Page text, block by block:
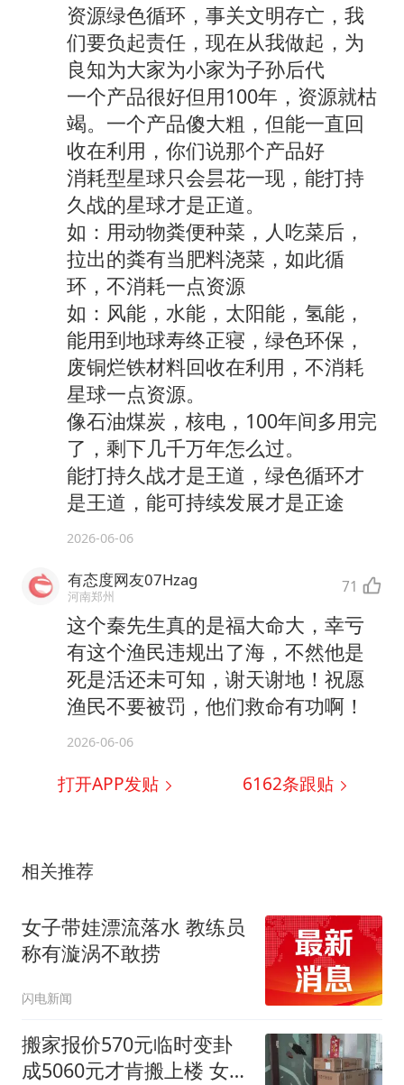
资源绿色循环，事关文明存亡，我
们要负起责任，现在从我做起，为
良知为大家为小家为子孙后代
一个产品很好但用100年，资源就枯
竭。一个产品傻大粗，但能一直回
收在利用，你们说那个产品好
消耗型星球只会昙花一现，能打持
久战的星球才是正道。
如：用动物粪便种菜，人吃菜后，
拉出的粪有当肥料浇菜，如此循
环，不消耗一点资源
如：风能，水能，太阳能，氢能，
能用到地球寿终正寝，绿色环保，
废铜烂铁材料回收在利用，不消耗
星球一点资源。
像石油煤炭，核电，100年间多用完
了，剩下几千万年怎么过。
能打持久战才是王道，绿色循环才
是王道，能可持续发展才是正途
2026-06-06
有态度网友07Hzag
河南郑州 71
这个秦先生真的是福大命大，幸亏
有这个渔民违规出了海，不然他是
死是活还未可知，谢天谢地！祝愿
渔民不要被罚，他们救命有功啊！
2026-06-06
打开APP发贴 6162条跟贴
相关推荐
女子带娃漂流落水 教练员
称有漩涡不敢捞
闪电新闻
搬家报价570元临时变卦
成5060元才肯搬上楼 女子